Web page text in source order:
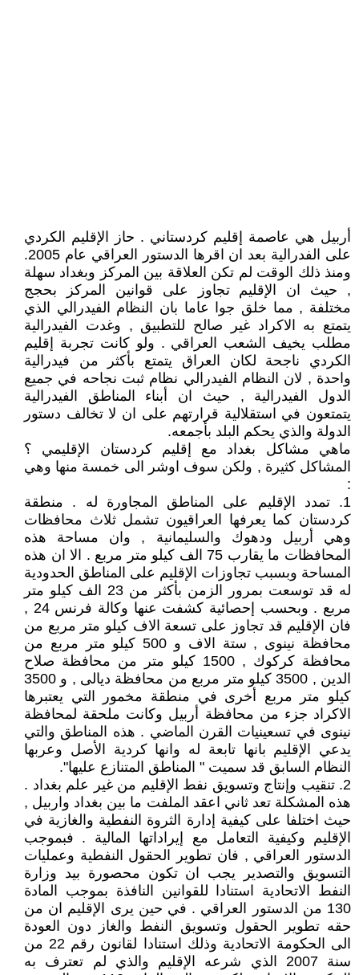
أربيل هي عاصمة إقليم كردستاني . حاز الإقليم الكردي
على الفدرالية بعد ان اقرها الدستور العراقي عام 2005.
ومنذ ذلك الوقت لم تكن العلاقة بين المركز وبغداد سهلة
, حيث ان الإقليم تجاوز على قوانين المركز بحجج
مختلفة , مما خلق جوا عاما بان النظام الفيدرالي الذي
يتمتع به الاكراد غير صالح للتطبيق , وغدت الفيدرالية
مطلب يخيف الشعب العراقي . ولو كانت تجربة إقليم
الكردي ناجحة لكان العراق يتمتع بأكثر من فيدرالية
واحدة , لان النظام الفيدرالي نظام ثبت نجاحه في جميع
الدول الفيدرالية , حيث ان أبناء المناطق الفيدرالية
يتمتعون في استقلالية قرارتهم على ان لا تخالف دستور
الدولة والذي يحكم البلد بأجمعه.
ماهي مشاكل بغداد مع إقليم كردستان الإقليمي ؟
المشاكل كثيرة , ولكن سوف اوشر الى خمسة منها وهي
:
1. تمدد الإقليم على المناطق المجاورة له . منطقة
كردستان كما يعرفها العراقيون تشمل ثلاث محافظات
وهي أربيل ودهوك والسليمانية , وان مساحة هذه
المحافظات ما يقارب 75 الف كيلو متر مربع . الا ان هذه
المساحة وبسبب تجاوزات الإقليم على المناطق الحدودية
له قد توسعت بمرور الزمن بأكثر من 23 الف كيلو متر
مربع . وبحسب إحصائية كشفت عنها وكالة فرنس 24 ,
فان الإقليم قد تجاوز على تسعة الاف كيلو متر مربع من
محافظة نينوى , ستة الاف و 500 كيلو متر مربع من
محافظة كركوك , 1500 كيلو متر من محافظة صلاح
الدين , 3500 كيلو متر مربع من محافظة ديالى , و 3500
كيلو متر مربع أخرى في منطقة مخمور التي يعتبرها
الاكراد جزء من محافظة أربيل وكانت ملحقة لمحافظة
نينوى في تسعينيات القرن الماضي . هذه المناطق والتي
يدعي الإقليم بانها تابعة له وانها كردية الأصل وعربها
النظام السابق قد سميت " المناطق المتنازع عليها".
2. تنقيب وإنتاج وتسويق نفط الإقليم من غير علم بغداد .
هذه المشكلة تعد ثاني اعقد الملفت ما بين بغداد واربيل ,
حيث اختلفا على كيفية إدارة الثروة النفطية والغازية في
الإقليم وكيفية التعامل مع إيراداتها المالية . فبموجب
الدستور العراقي , فان تطوير الحقول النفطية وعمليات
التسويق والتصدير يجب ان تكون محصورة بيد وزارة
النفط الاتحادية استنادا للقوانين النافذة بموجب المادة
130 من الدستور العراقي . في حين يرى الإقليم ان من
حقه تطوير الحقول وتسويق النفط والغاز دون العودة
الى الحكومة الاتحادية وذلك استنادا لقانون رقم 22 من
سنة 2007 الذي شرعه الإقليم والذي لم تعترف به